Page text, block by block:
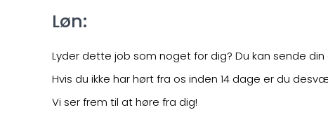
Løn:
Lyder dette job som noget for dig? Du kan sende
Hvis du ikke har hørt fra os inden 14 dage er du
Vi ser frem til at høre fra dig!